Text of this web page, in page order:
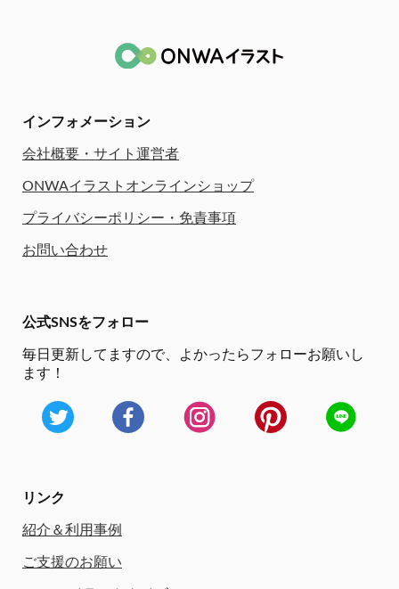
インフォメーション
会社概要・サイト運営者
ONWAイラストオンラインショップ
プライバシーポリシー・免責事項
お問い合わせ
公式SNSをフォロー
毎日更新してますので、
よかったらフォローお願いし
ます！
リンク
紹介＆利用事例
ご支援のお願い